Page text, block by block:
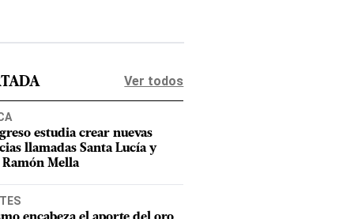
Ver todos
estudia crear nuevas
llamadas Santa Lucía y
Ramón Mella